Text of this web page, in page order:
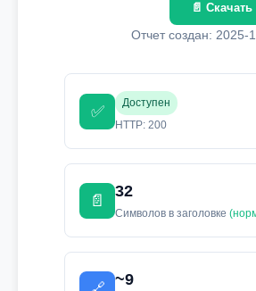
📄
Отчет создан: 2025-
✅
Доступен
HTTP: 200
📄
32
Символов в заголовке
~9